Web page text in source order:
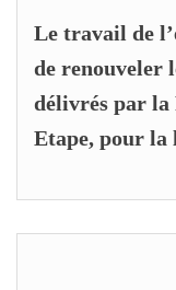
Le travail de
de renouveler
délivrés par la
Etape, pour la